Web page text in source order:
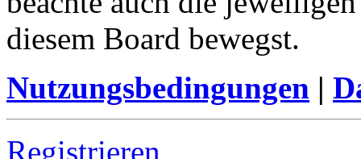
diesem Board bewegst.
Nutzungsbedingungen |
Registrieren